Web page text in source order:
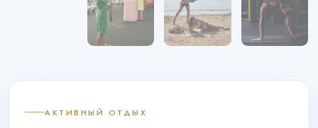
АКТИВНЫЙ ОТДЫХ